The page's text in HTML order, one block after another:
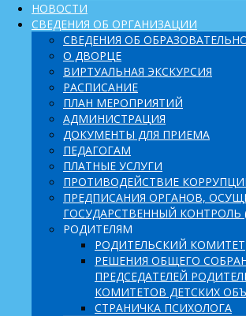
НОВОСТИ
СВЕДЕНИЯ ОБ ОРГАНИЗАЦИИ
СВЕДЕНИЯ ОБ
О ДВОРЦЕ
ВИРТУАЛЬНАЯ ЭКСКУРСИЯ
РАСПИСАНИЕ
ПЛАН МЕРОПРИЯТИЙ
АДМИНИСТРАЦИЯ
ДОКУМЕНТЫ ДЛЯ ПРИЕМА
ПЕДАГОГАМ
ПЛАТНЫЕ УСЛУГИ
ПРОТИВОДЕЙСТВИЕ
ПРЕДПИСАНИЯ ОРГАНОВ,
ГОСУДАРСТВЕННЫЙ КОНТРОЛЬ
РОДИТЕЛЯМ
РОДИТЕЛЬСКИЙ КОМИТЕТ
РЕШЕНИЯ ОБЩЕГО
ПРЕДСЕДАТЕЛЕЙ
КОМИТЕТОВ ДЕТСКИХ
СТРАНИЧКА ПСИХОЛОГА